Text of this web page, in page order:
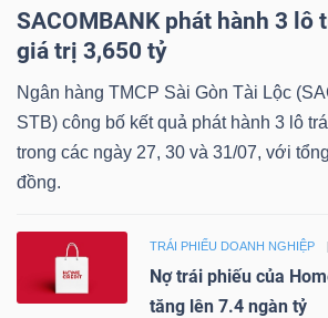
SACOMBANK phát hành 3 lô
giá trị 3,650 tỷ
Ngân hàng TMCP Sài Gòn Tài Lộc
STB) công bố kết quả phát hành 3 lô
trong các ngày 27, 30 và 31/07, với
đồng.
TRÁI PHIẾU DOANH NGHIỆP
Nợ trái phiếu của
tăng lên 7.4 ngàn tỷ